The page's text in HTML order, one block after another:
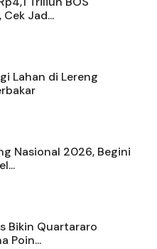
Jad...
Lahan di Lereng
Nasional 2026, Begini
Bikin Quartararo
Poin...